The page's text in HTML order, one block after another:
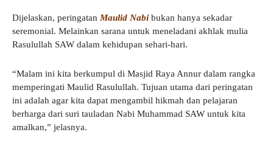
Dijelaskan, peringatan Maulid Nabi bukan hanya sekadar
seremonial. Melainkan sarana untuk meneladani akhlak mulia
Rasulullah SAW dalam kehidupan sehari-hari.
“Malam ini kita berkumpul di Masjid Raya Annur dalam rangka
memperingati Maulid Rasulullah. Tujuan utama dari peringatan
ini adalah agar kita dapat mengambil hikmah dan pelajaran
berharga dari suri tauladan Nabi Muhammad SAW untuk kita
amalkan,” jelasnya.